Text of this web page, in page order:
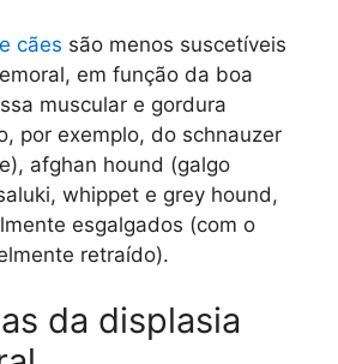
cães são menos suscetíveis
em função da boa
muscular e gordura
por exemplo, do schnauzer
afghan hound (galgo
whippet e grey hound,
esgalgados (com o
retraído).
da displasia